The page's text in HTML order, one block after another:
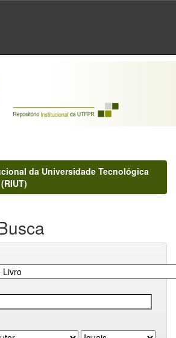
da Universidade Tecnológica